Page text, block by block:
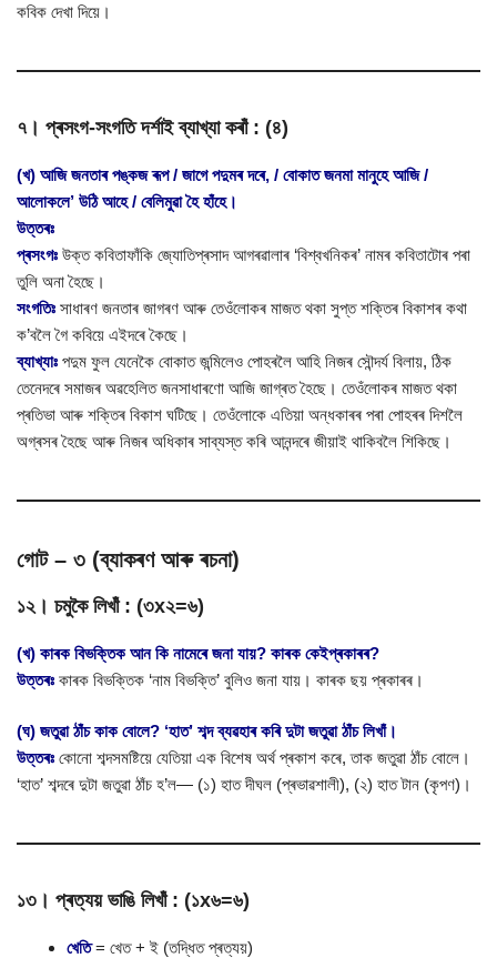
কবিক দেখা দিয়ে।
৭। প্ৰসংগ-সংগতি দৰ্শাই ব্যাখ্যা কৰাঁ : (৪)
(খ) আজি জনতাৰ পঙ্কজ ৰূপ / জাগে পদুমৰ দৰে, / বোকাত জনমা মানুহে আজি /
আলোকলে’ উঠি আহে / বেলিমুৱা হৈ হাঁহে।
উত্তৰঃ
প্ৰসংগঃ উক্ত কবিতাফাঁকি জ্যোতিপ্ৰসাদ আগৰৱালাৰ ‘বিশ্বখনিকৰ’ নামৰ কবিতাটোৰ পৰা
তুলি অনা হৈছে।
সংগতিঃ সাধাৰণ জনতাৰ জাগৰণ আৰু তেওঁলোকৰ মাজত থকা সুপ্ত শক্তিৰ বিকাশৰ কথা
ক’বলৈ গৈ কবিয়ে এইদৰে কৈছে।
ব্যাখ্যাঃ পদুম ফুল যেনেকৈ বোকাত জন্মিলেও পোহৰলৈ আহি নিজৰ সৌন্দৰ্য বিলায়, ঠিক
তেনেদৰে সমাজৰ অৱহেলিত জনসাধাৰণো আজি জাগ্ৰত হৈছে। তেওঁলোকৰ মাজত থকা
প্ৰতিভা আৰু শক্তিৰ বিকাশ ঘটিছে। তেওঁলোকে এতিয়া অন্ধকাৰৰ পৰা পোহৰৰ দিশলৈ
অগ্ৰসৰ হৈছে আৰু নিজৰ অধিকাৰ সাব্যস্ত কৰি আনন্দৰে জীয়াই থাকিবলৈ শিকিছে।
গোট – ৩ (ব্যাকৰণ আৰু ৰচনা)
১২। চমুকৈ লিখাঁ : (৩x২=৬)
(খ) কাৰক বিভক্তিক আন কি নামেৰে জনা যায়? কাৰক কেইপ্ৰকাৰৰ?
উত্তৰঃ কাৰক বিভক্তিক ‘নাম বিভক্তি’ বুলিও জনা যায়। কাৰক ছয় প্ৰকাৰৰ।
(ঘ) জতুৱা ঠাঁচ কাক বোলে? ‘হাত’ শব্দ ব্যৱহাৰ কৰি দুটা জতুৱা ঠাঁচ লিখাঁ।
উত্তৰঃ কোনো শব্দসমষ্টিয়ে যেতিয়া এক বিশেষ অৰ্থ প্ৰকাশ কৰে, তাক জতুৱা ঠাঁচ বোলে।
‘হাত’ শব্দৰে দুটা জতুৱা ঠাঁচ হ’ল— (১) হাত দীঘল (প্ৰভাৱশালী), (২) হাত টান (কৃপণ)।
১৩। প্ৰত্যয় ভাঙি লিখাঁ : (১x৬=৬)
খেতি= খেত + ই (তদ্ধিত প্ৰত্যয়)